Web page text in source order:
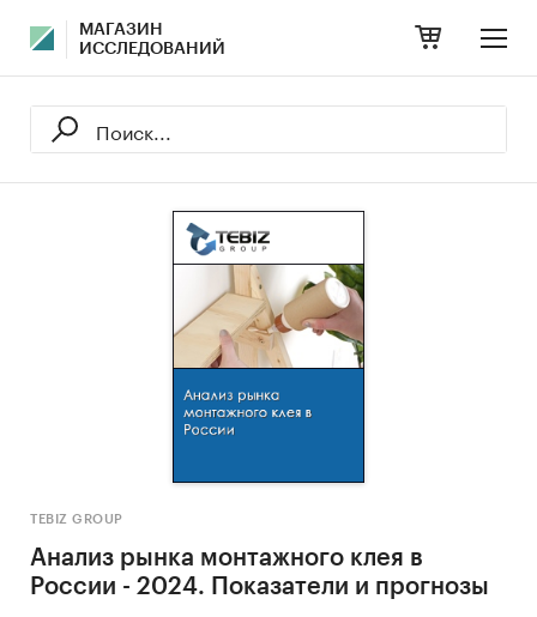
МАГАЗИН
ИССЛЕДОВАНИЙ
TEBIZ GROUP
Анализ рынка монтажного клея в
России - 2024. Показатели и прогнозы